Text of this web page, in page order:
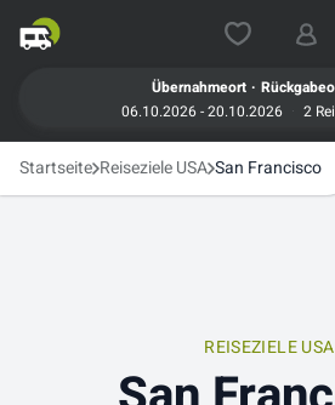
Übernahmeort .
06.10.2026 - 20.10.2026
2
Startseite Reiseziele USA San Francisco
REISEZIELE USA